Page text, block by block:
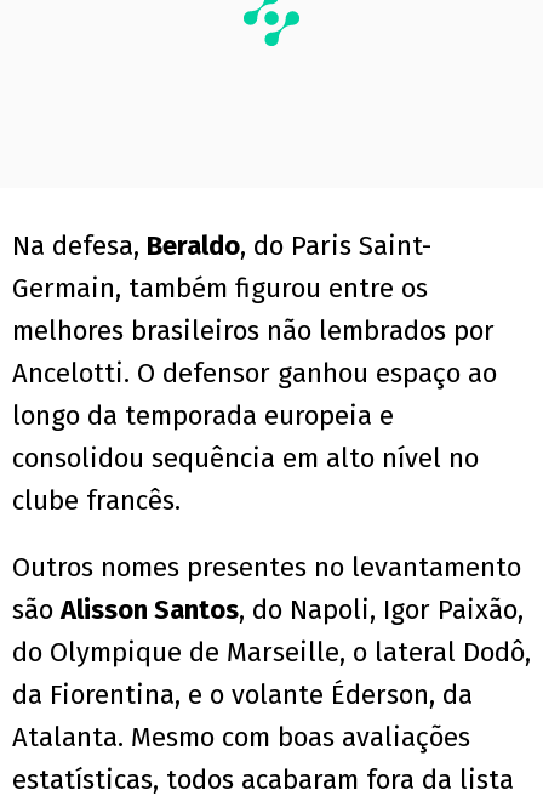
Na defesa, Beraldo, do Paris Saint-
Germain, também figurou entre os
melhores brasileiros não lembrados por
Ancelotti. O defensor ganhou espaço ao
longo da temporada europeia e
consolidou sequência em alto nível no
clube francês.
Outros nomes presentes no levantamento
sãoAlisson Santos, do Napoli, Igor Paixão,
do Olympique de Marseille, o lateral Dodô,
da Fiorentina, e o volante Éderson, da
Atalanta. Mesmo com boas avaliações
estatísticas, todos acabaram fora da lista